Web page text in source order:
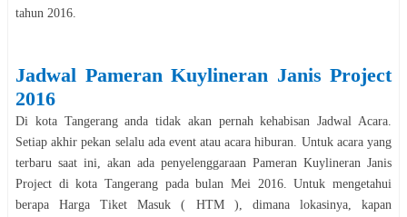
tahun 2016
Jadwal Pameran Kuylineran Janis Project
2016
Di kota Tangeranganda tidak akan pernah kehabisan Jadwal Acara.
Setiap akhir pekan selalu ada event atau acara hiburan. Untuk acara yang
terbaru saat ini, akan ada penyelenggaraan Pameran Kuylineran Janis
Project di kota Tangerang pada bulan Mei 2016. Untuk mengetahui
berapa Harga Tiket Masuk ( HTM ), dimana lokasinya, kapan